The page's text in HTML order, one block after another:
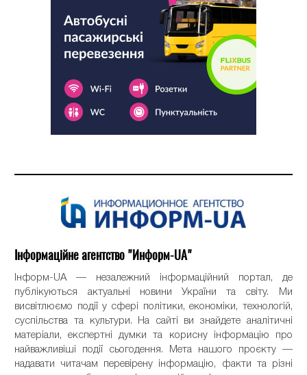
Інформаційне агентство "Информ-UA"
Інформ-UA — незалежний інформаційний портал, де
публікуються актуальні новини України та світу. Ми
висвітлюємо події у сфері політики, економіки, технологій,
суспільства та культури. На сайті ви знайдете аналітичні
матеріали, експертні думки та корисну інформацію про
найважливіші події сьогодення. Мета нашого проєкту —
надавати читачам перевірену інформацію, факти та різні